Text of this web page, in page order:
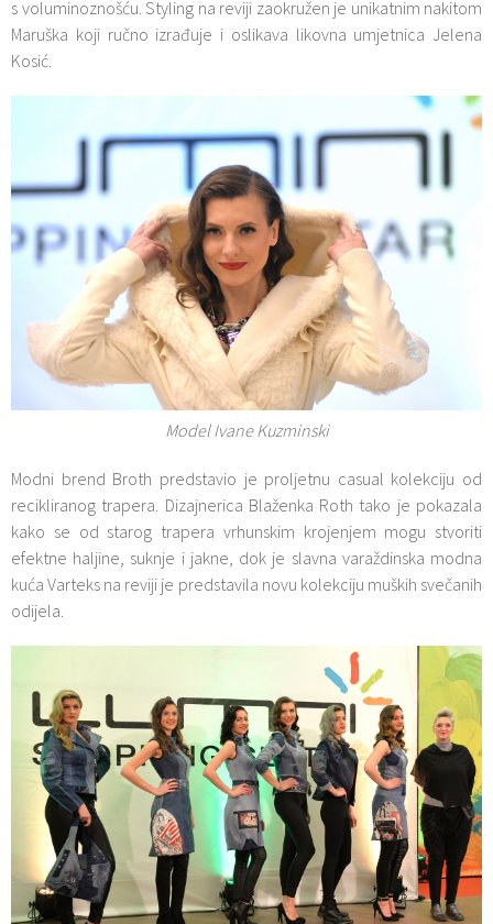
s voluminoznošću. Styling na reviji zaokružen je unikatnim nakitom
Maruška koji ručno izrađuje i oslikava likovna umjetnica Jelena
Kosić.
Model Ivane Kuzminski
Modni brend Broth predstavio je proljetnu casual kolekciju od
recikliranog trapera. Dizajnerica Blaženka Roth tako je pokazala
kako se od starog trapera vrhunskim krojenjem mogu stvoriti
efektne haljine, suknje i jakne, dok je slavna varaždinska modna
kuća Varteks na reviji je predstavila novu kolekciju muških svečanih
odijela.